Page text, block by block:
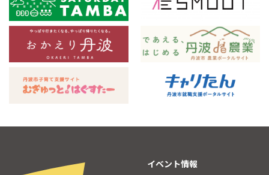
イベント情報